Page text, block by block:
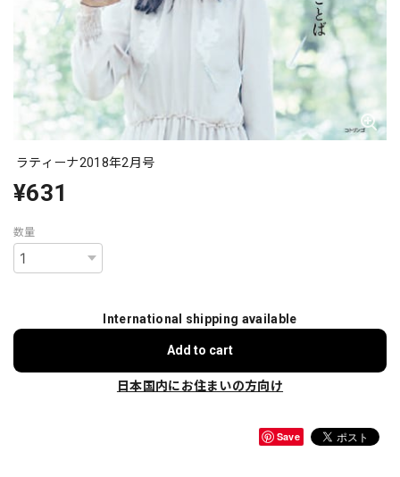
ラティーナ2018年2月号
¥631
数量
International shipping available
Add to cart
日本国内にお住まいの方向け
Save